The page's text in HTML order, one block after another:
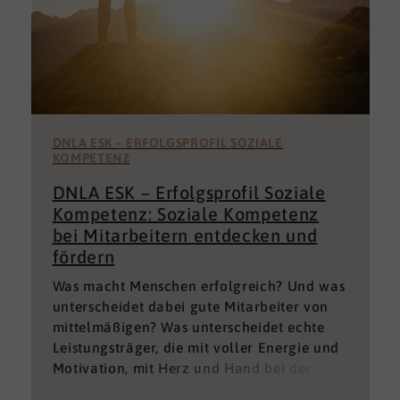
DNLA ESK – ERFOLGSPROFIL SOZIALE
KOMPETENZ
DNLA ESK – Erfolgsprofil Soziale
Kompetenz: Soziale Kompetenz
bei Mitarbeitern entdecken und
fördern
Was macht Menschen erfolgreich? Und was
unterscheidet dabei gute Mitarbeiter von
mittelmäßigen? Was unterscheidet echte
Leistungsträger, die mit voller Energie und
Motivation, mit Herz und Hand bei der